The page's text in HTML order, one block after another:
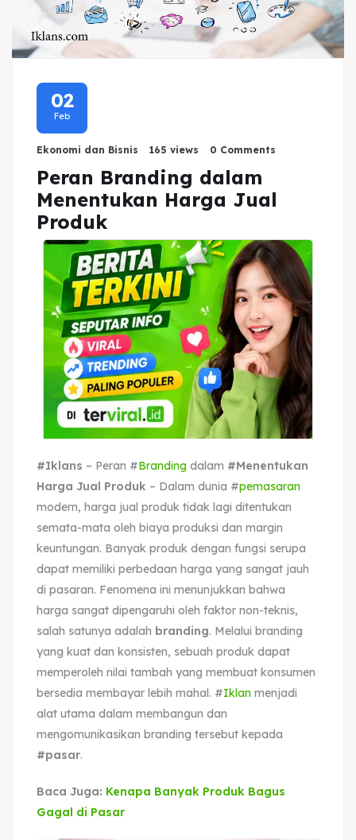
02
Feb
Ekonomi dan Bisnis 165 views 0 Comments
Peran Branding dalam
Menentukan Harga Jual
Produk
#Iklans – Peran #Branding dalam #Menentukan
Harga Jual Produk – Dalam dunia #pemasaran
modern, harga jual produk tidak lagi ditentukan
semata-mata oleh biaya produksi dan margin
keuntungan. Banyak produk dengan fungsi serupa
dapat memiliki perbedaan harga yang sangat jauh
di pasaran. Fenomena ini menunjukkan bahwa
harga sangat dipengaruhi oleh faktor non-teknis,
salah satunya adalah branding. Melalui branding
yang kuat dan konsisten, sebuah produk dapat
memperoleh nilai tambah yang membuat konsumen
bersedia membayar lebih mahal. #Iklan menjadi
alat utama dalam membangun dan
mengomunikasikan branding tersebut kepada
#pasar.
Baca Juga: Kenapa Banyak Produk Bagus
Gagal di Pasar